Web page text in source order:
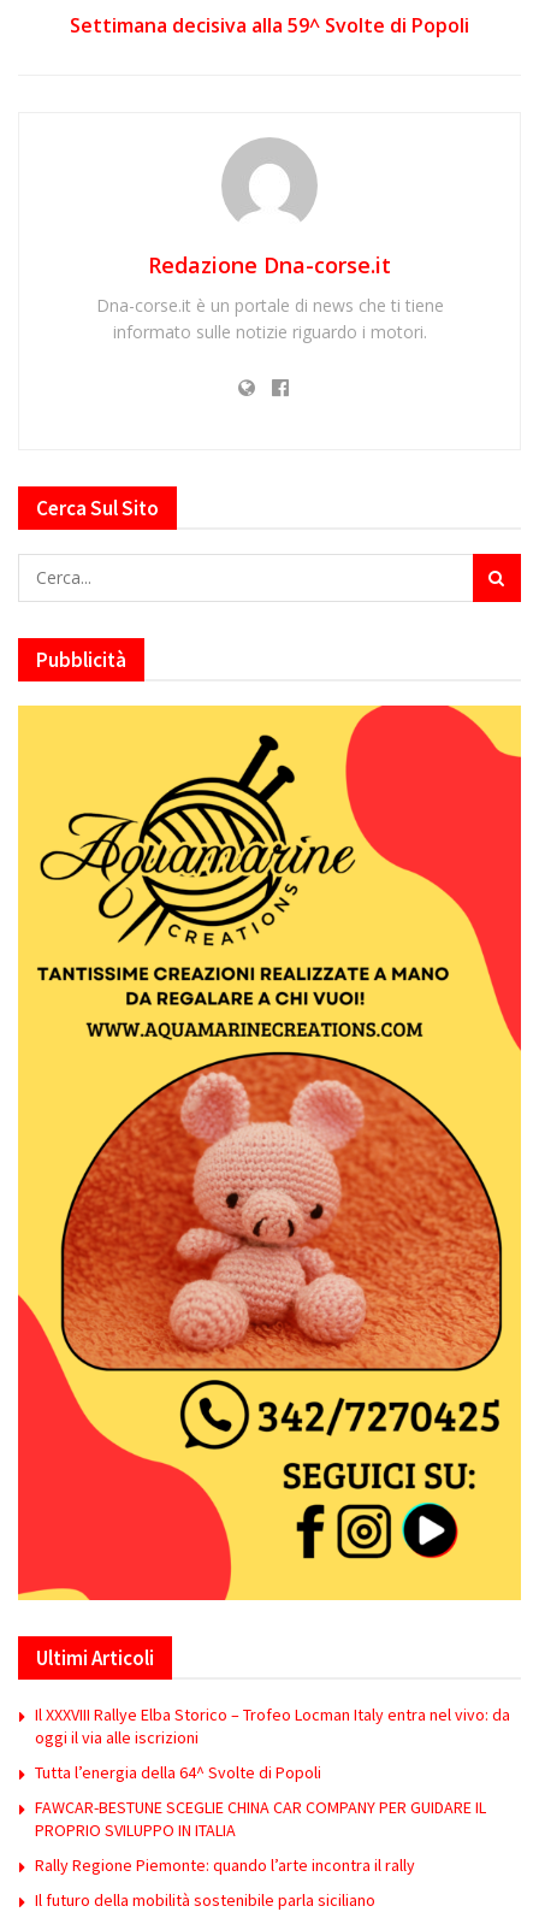
Settimana decisiva alla 59^ Svolte di Popoli
Redazione Dna-corse.it
Dna-corse.it è un portale di news che ti tiene
informato sulle notizie riguardo i motori.
Cerca Sul Sito
Pubblicità
Ultimi Articoli
Il XXXVIII Rallye Elba Storico – Trofeo Locman Italy entra nel vivo: da
oggi il via alle iscrizioni
Tutta l’energia della 64^ Svolte di Popoli
FAWCAR-BESTUNE SCEGLIE CHINA CAR COMPANY PER GUIDARE IL
PROPRIO SVILUPPO IN ITALIA
Rally Regione Piemonte: quando l’arte incontra il rally
Il futuro della mobilità sostenibile parla siciliano